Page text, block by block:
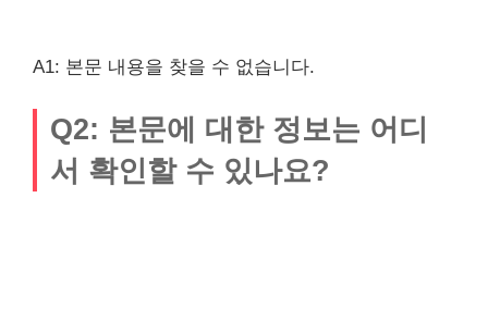
A1: 본문 내용을 찾을 수 없습니다.
Q2: 본문에 대한 정보는 어디
서 확인할 수 있나요?